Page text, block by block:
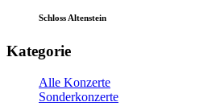
Schloss Altenstein
Kategorie
Alle Konzerte
Sonderkonzerte